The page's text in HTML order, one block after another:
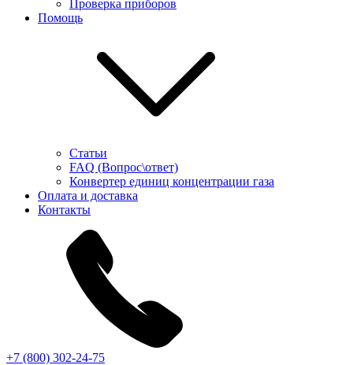
Проверка приборов
Помощь
Статьи
FAQ (Вопрос\ответ)
Конвертер единиц концентрации газа
Оплата и доставка
Контакты
+7 (800) 302-24-75